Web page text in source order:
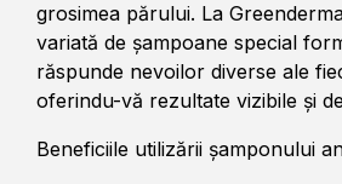
grosimea părului. La
variată de șampoane special
răspunde nevoilor diverse ale
oferindu-vă rezultate vizibile și
Beneficiile utilizării șamponului